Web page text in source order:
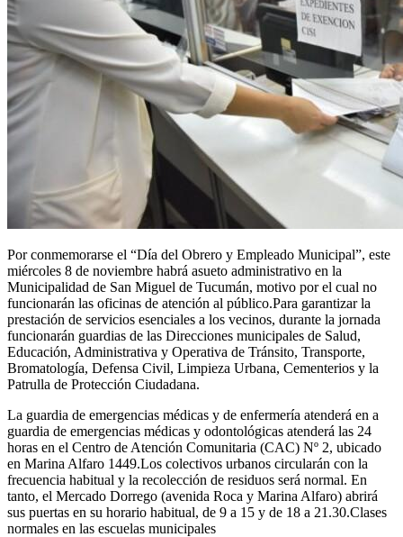
Por conmemorarse el “Día del Obrero y Empleado Municipal”, este
miércoles 8 de noviembre habrá asueto administrativo en la
Municipalidad de San Miguel de Tucumán, motivo por el cual no
funcionarán las oficinas de atención al público.Para garantizar la
prestación de servicios esenciales a los vecinos, durante la jornada
funcionarán guardias de las Direcciones municipales de Salud,
Educación, Administrativa y Operativa de Tránsito, Transporte,
Bromatología, Defensa Civil, Limpieza Urbana, Cementerios y la
Patrulla de Protección Ciudadana.
La guardia de emergencias médicas y de enfermería atenderá en a
guardia de emergencias médicas y odontológicas atenderá las 24
horas en el Centro de Atención Comunitaria (CAC) Nº 2, ubicado
en Marina Alfaro 1449.Los colectivos urbanos circularán con la
frecuencia habitual y la recolección de residuos será normal. En
tanto, el Mercado Dorrego (avenida Roca y Marina Alfaro) abrirá
sus puertas en su horario habitual, de 9 a 15 y de 18 a 21.30.Clases
normales en las escuelas municipales